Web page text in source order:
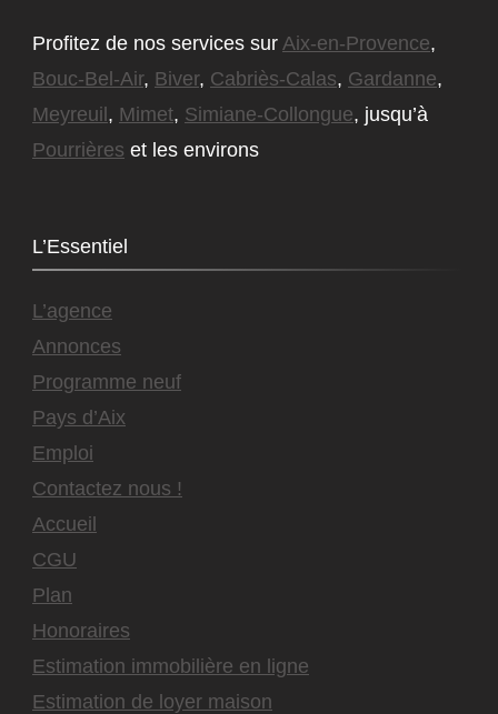
Profitez de nos services sur Aix-en-Provence,
Bouc-Bel-Air, Biver, Cabriès-Calas, Gardanne,
Meyreuil, Mimet, Simiane-Collongue, jusqu’à
Pourrières et les environs
L’Essentiel
L’agence
Annonces
Programme neuf
Pays d’Aix
Emploi
Contactez nous !
Accueil
CGU
Plan
Honoraires
Estimation immobilière en ligne
Estimation de loyer maison